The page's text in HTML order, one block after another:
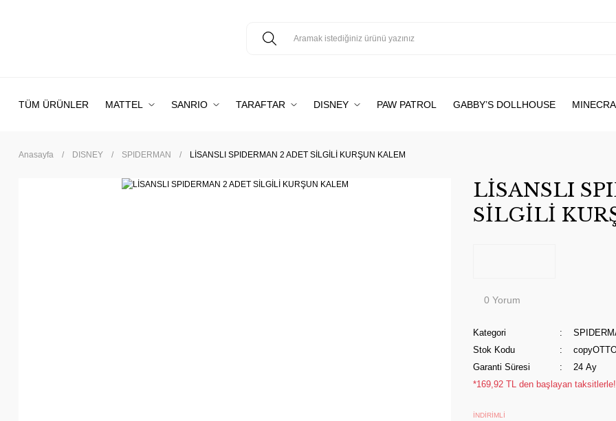
TÜM ÜRÜNLER MATTEL SANRIO TARAFTAR DISNEY PAW PATROL GABBY’S DOLLHOUSE
Anasayfa DISNEY SPIDERMAN LİSANSLI SPIDERMAN 2 ADET SİLGİLİ KURŞUN KALEM
LİSANSLI
SİLGİLİ
0 Yorum
Kategori
Stok Kodu
Garanti Süresi
24 Ay
*169,92 TL den başlayan taksitlerle!
İNDİRİMLİ